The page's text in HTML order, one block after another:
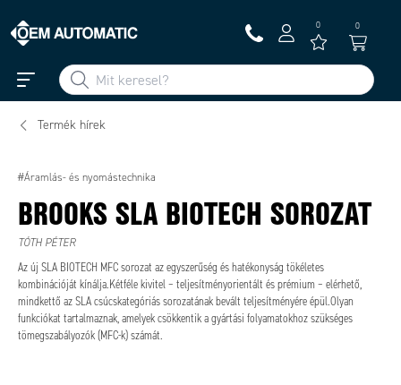
0 0
Termék hírek
#Áramlás- és nyomástechnika
BROOKS SLA BIOTECH SOROZAT
TÓTH PÉTER
Az új SLA BIOTECH MFC sorozat az egyszerűség és hatékonyság tökéletes
kombinációját kínálja.Kétféle kivitel – teljesítményorientált és prémium – elérhető,
mindkettő az SLA csúcskategóriás sorozatának bevált teljesítményére épül.Olyan
funkciókat tartalmaznak, amelyek csökkentik a gyártási folyamatokhoz szükséges
tömegszabályozók (MFC-k) számát.